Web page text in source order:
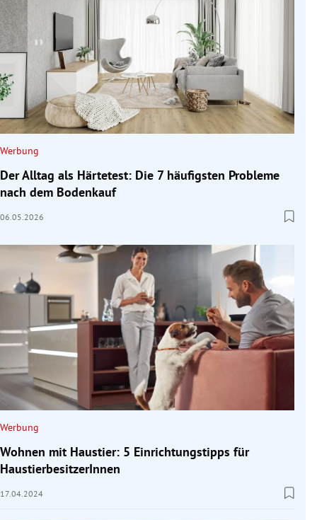
Werbung
Der Alltag als Härtetest: Die 7 häufigsten Probleme
nach dem Bodenkauf
06.05.2026
Werbung
Wohnen mit Haustier: 5 Einrichtungstipps für
HaustierbesitzerInnen
17.04.2024